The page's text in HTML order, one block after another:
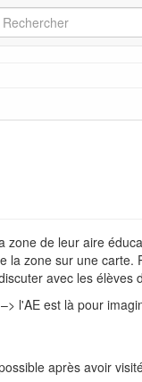
zone de leur aire
la zone sur une carte.
avec les élèves
l'AE est là pour
après avoir